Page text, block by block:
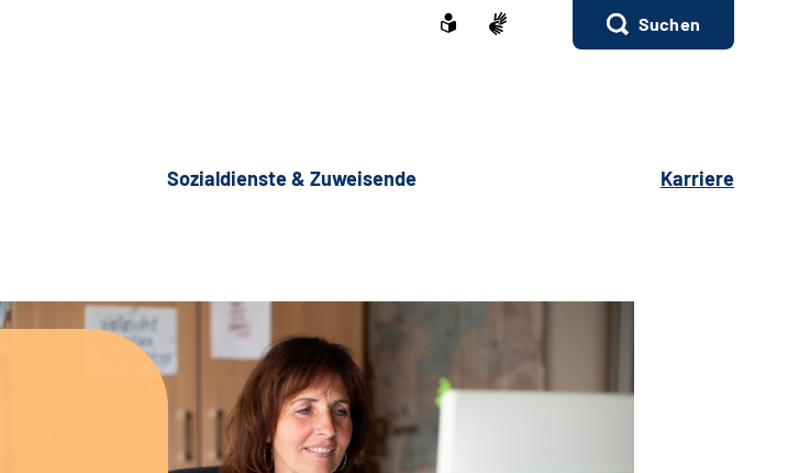
Suchen
Sozialdienste & Zuweisende Karriere